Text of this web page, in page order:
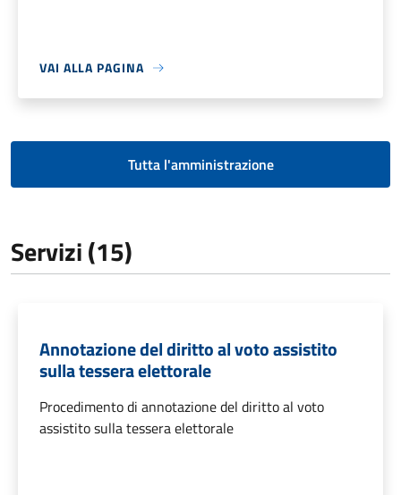
VAI ALLA PAGINA
Tutta l'amministrazione
Servizi (15)
Annotazione del diritto al voto assistito
sulla tessera elettorale
Procedimento di annotazione del diritto al voto
assistito sulla tessera elettorale